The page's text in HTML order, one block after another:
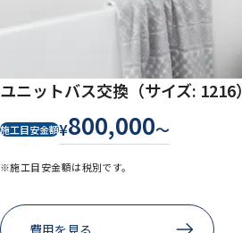
ユニットバス交換（サイズ: 1216）
施工目安金額¥800,000〜
※施工目安金額は税別です。